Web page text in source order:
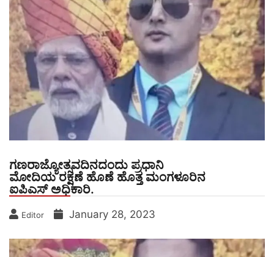
ಗಣರಾಜ್ಯೋತ್ಸವದಿನದಂದು ಪ್ರಧಾನಿ
ಮೋದಿಯ ರಕ್ಷಣೆ ಹೊಣೆ ಹೊತ್ತ ಮಂಗಳೂರಿನ
ಐಪಿಎಸ್ ಅಧಿಕಾರಿ.
Editor January 28, 2023